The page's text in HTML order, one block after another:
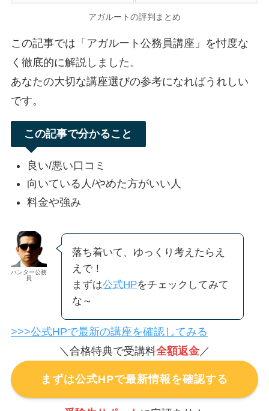
アガルートの評判まとめ
この記事では「アガルート公務員講座」を忖度な
く徹底的に解説しました。
あなたの大切な講座選びの参考になればうれしい
です。
この記事で分かること
良い/悪い口コミ
向いている人/やめた方がいい人
料金や強み
ハンター公務
員
落ち着いて、ゆっくり考えたらえ
えで！
まずは公式HPをチェックしてみて
な～
>>>公式HPで最新の講座を確認してみる
＼合格特典で受講料全額返金／
まずは公式HPで最新情報を確認する